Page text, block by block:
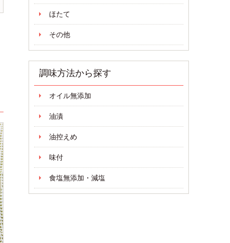
ほたて
その他
調味方法から探す
オイル無添加
油漬
油控えめ
味付
食塩無添加・減塩